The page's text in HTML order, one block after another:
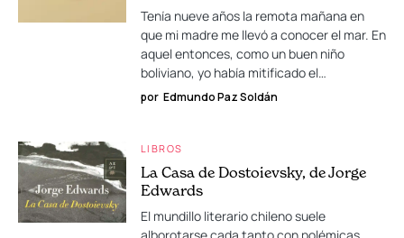
Tenía nueve años la remota mañana en
que mi madre me llevó a conocer el mar. En
aquel entonces, como un buen niño
boliviano, yo había mitificado el…
por Edmundo Paz Soldán
LIBROS
La Casa de Dostoievsky, de Jorge
Edwards
El mundillo literario chileno suele